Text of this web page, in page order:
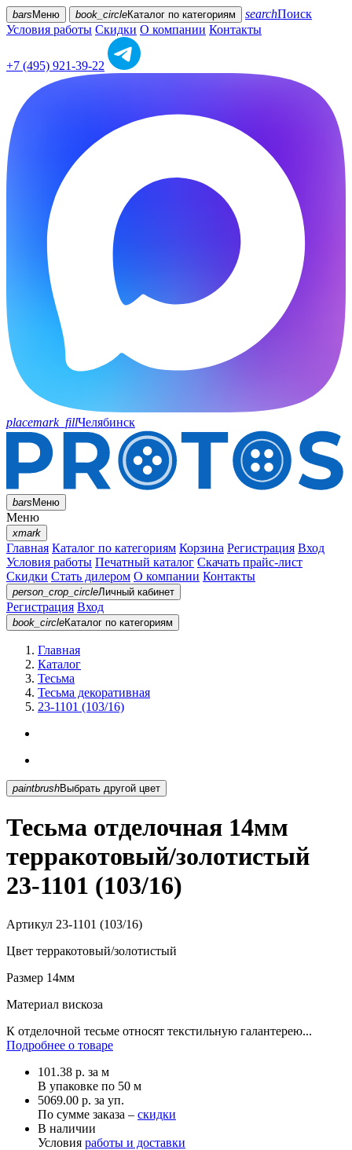
bars Меню book_circleКаталог по категориям searchПоиск
Условия работы Скидки О компании Контакты
+7 (495) 921-39-22
placemark_fillЧелябинск
barsМеню
Меню
xmark
Главная Каталог по категориям Корзина Регистрация Вход
Условия работы Печатный каталог Скачать прайс-лист
Скидки Стать дилером О компании Контакты
person_crop_circleЛичный кабинет
Регистрация Вход
book_circleКаталог по категориям
Главная
Каталог
Тесьма
Тесьма декоративная
23-1101 (103/16)
paintbrush Выбрать другой цвет
Тесьма отделочная 14мм
терракотовый/золотистый
23-1101 (103/16)
Артикул 23-1101 (103/16)
Цвет терракотовый/золотистый
Размер 14мм
Материал вискоза
К отделочной тесьме относят текстильную галантерею...
Подробнее о товаре
101.38 р. за м
В упаковке по 50 м
5069.00 р. за уп.
По сумме заказа – скидки
В наличии
Условия работы и доставки